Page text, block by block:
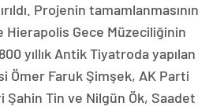
Projenin tamamlanmasının
Hierapolis Gece Müzeciliğinin
yıllık Antik Tiyatroda yapılan
Ömer Faruk Şimşek, AK Parti
Tin ve Nilgün Ök, Saadet